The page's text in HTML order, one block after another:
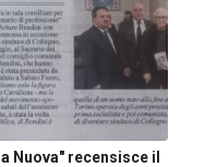
Nuova" recensisce il